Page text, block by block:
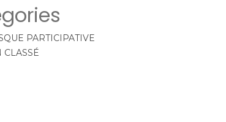
PARTICIPATIVE
CLASSÉ